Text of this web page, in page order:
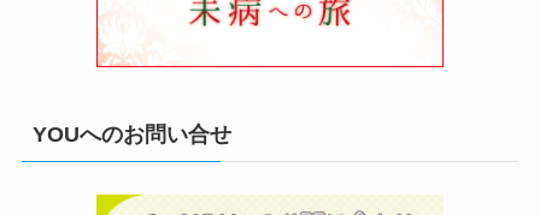
YOUへのお問い合せ